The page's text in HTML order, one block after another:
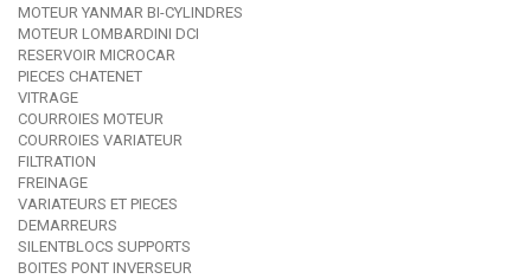
MOTEUR YANMAR BI-CYLINDRES
MOTEUR LOMBARDINI DCI
RESERVOIR MICROCAR
PIECES CHATENET
VITRAGE
COURROIES MOTEUR
COURROIES VARIATEUR
FILTRATION
FREINAGE
VARIATEURS ET PIECES
DEMARREURS
SILENTBLOCS SUPPORTS
BOITES PONT INVERSEUR